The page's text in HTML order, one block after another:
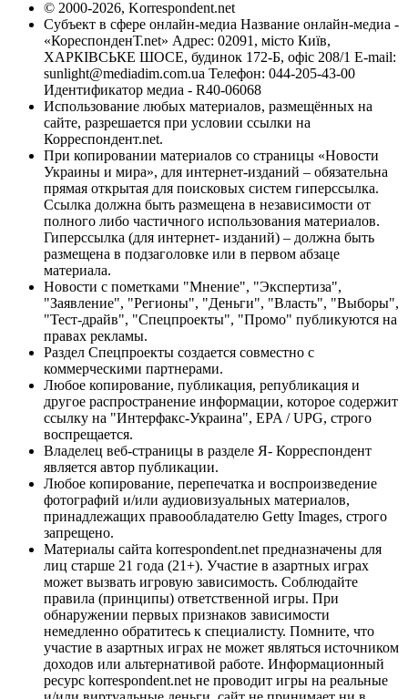
© 2000-2026, Korrespondent.net
Субъект в сфере онлайн-медиа Название онлайн-медиа -
«КореспонденТ.net» Адрес: 02091, місто Київ,
ХАРКІВСЬКЕ ШОСЕ, будинок 172-Б, офіс 208/1 E-mail:
sunlight@mediadim.com.ua Телефон: 044-205-43-00
Идентификатор медиа - R40-06068
Использование любых материалов, размещённых на
сайте, разрешается при условии ссылки на
Корреспондент.net.
При копировании материалов со страницы «Новости
Украины и мира», для интернет-изданий – обязательна
прямая открытая для поисковых систем гиперссылка.
Ссылка должна быть размещена в независимости от
полного либо частичного использования материалов.
Гиперссылка (для интернет- изданий) – должна быть
размещена в подзаголовке или в первом абзаце
материала.
Новости с пометками "Мнение", "Экспертиза",
"Заявление", "Регионы", "Деньги", "Власть", "Выборы",
"Тест-драйв", "Спецпроекты", "Промо" публикуются на
правах рекламы.
Раздел Спецпроекты создается совместно с
коммерческими партнерами.
Любое копирование, публикация, републикация и
другое распространение информации, которое содержит
ссылку на "Интерфакс-Украина", EPA / UPG, строго
воспрещается.
Владелец веб-страницы в разделе Я- Корреспондент
является автор публикации.
Любое копирование, перепечатка и воспроизведение
фотографий и/или аудиовизуальных материалов,
принадлежащих правообладателю Getty Images, строго
запрещено.
Материалы сайта korrespondent.net предназначены для
лиц старше 21 года (21+). Участие в азартных играх
может вызвать игровую зависимость. Соблюдайте
правила (принципы) ответственной игры. При
обнаружении первых признаков зависимости
немедленно обратитесь к специалисту. Помните, что
участие в азартных играх не может являться источником
доходов или альтернативой работе. Информационный
ресурс korrespondent.net не проводит игры на реальные